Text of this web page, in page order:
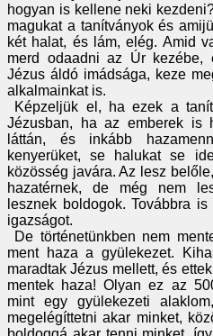
hogyan is kellene neki
magukat a tanítványok és
két halat, és lám, elég. Amid
merd odaadni az Úr kezébe,
Jézus áldó imádsága, keze
alkalmainkat is.
Képzeljük el, ha ezek a
Jézusban, ha az emberek is
láttán, és inkább
kenyerüket, se halukat se
közösség javára. Az lesz
hazatérnek, de még nem
lesznek boldogok. Továbbra
igazságot.
De történetünkben nem
ment haza a gyülekezet.
maradtak Jézus mellett, és
mentek haza! Olyan ez az
mint egy gyülekezeti
megelégíttetni akar minket,